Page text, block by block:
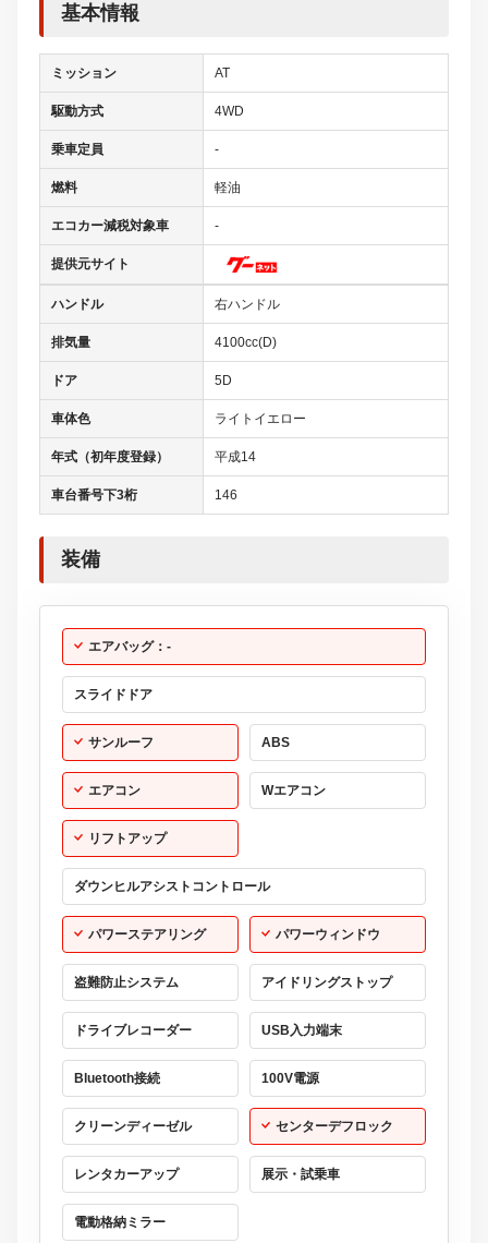
基本情報
ミッション AT
駆動方式 4WD
乗車定員 -
燃料 軽油
エコカー減税対象車 -
提供元サイト
ハンドル 右ハンドル
排気量 4100cc(D)
ドア 5D
車体色 ライトイエロー
年式（初年度登録） 平成14
車台番号下3桁 146
装備
エアバッグ：-
スライドドア
サンルーフ ABS
エアコン Wエアコン
リフトアップ
ダウンヒルアシストコントロール
パワーステアリング パワーウィンドウ
盗難防止システム アイドリングストップ
ドライブレコーダー USB入力端末
Bluetooth接続 100V電源
クリーンディーゼル センターデフロック
レンタカーアップ 展示・試乗車
電動格納ミラー